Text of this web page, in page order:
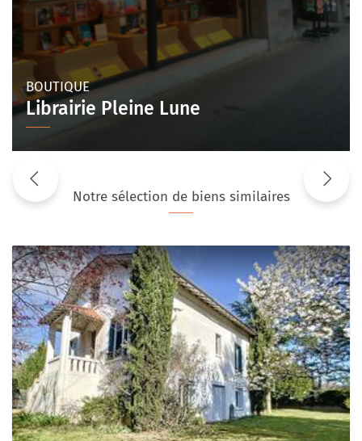
BOUTIQUE
Librairie Pleine Lune
Notre sélection de biens similaires